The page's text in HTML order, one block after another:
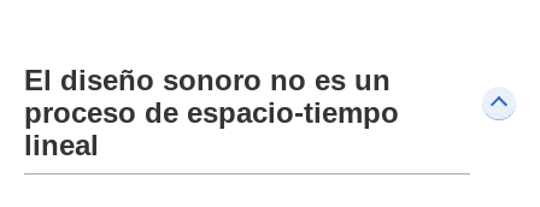
El diseño sonoro no es un
proceso de espacio-tiempo
lineal